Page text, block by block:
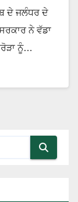
ਦੇ ਜਲੰਧਰ ਦੇ
ਨੇ ਵੱਡਾ
ਨੂੰ…